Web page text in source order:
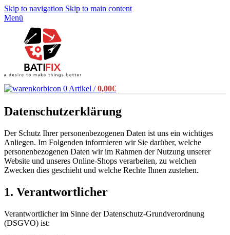
Skip to navigation Skip to main content
Menü
0 Artikel / 0,00€
Datenschutzerklärung
Der Schutz Ihrer personenbezogenen Daten ist uns ein wichtiges
Anliegen. Im Folgenden informieren wir Sie darüber, welche
personenbezogenen Daten wir im Rahmen der Nutzung unserer
Website und unseres Online-Shops verarbeiten, zu welchen
Zwecken dies geschieht und welche Rechte Ihnen zustehen.
1. Verantwortlicher
Verantwortlicher im Sinne der Datenschutz-Grundverordnung
(DSGVO) ist: